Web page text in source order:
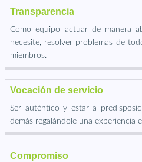
Transparencia
Como equipo actuar de manera
necesite, resolver problemas de
miembros.
Vocación de servicio
Ser auténtico y estar a
demás regalándole una experiencia
Compromiso